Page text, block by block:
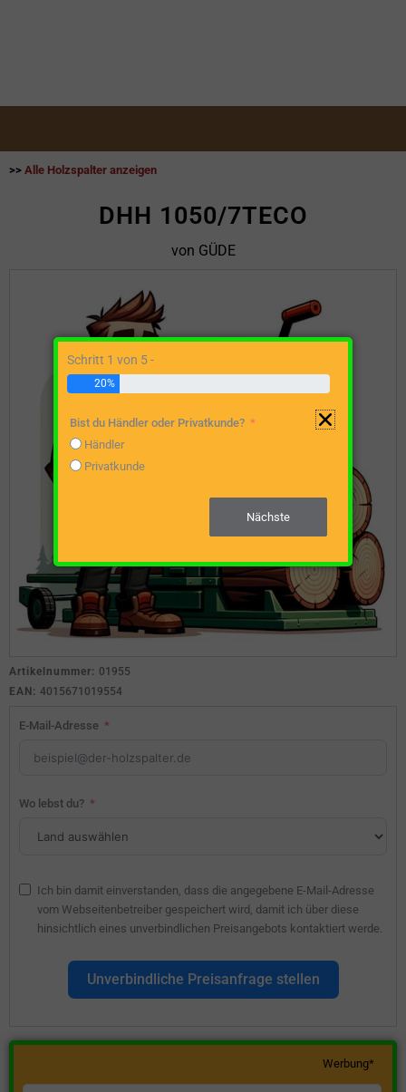
>> Alle Holzspalter anzeigen
DHH 1050/7TECO
von GÜDE
Artikelnummer: 01955
EAN: 4015671019554
E-Mail-Adresse
Wo lebst du?
Ich bin damit einverstanden, dass die angegebene E-Mail-Adresse
vom Webseitenbetreiber gespeichert wird, damit ich über diese
hinsichtlich eines unverbindlichen Preisangebots kontaktiert werde.
Unverbindliche Preisanfrage stellen
Werbung*
Schritt 1 von 5 -
20%
Bist du Händler oder Privatkunde?
Händler
Privatkunde
Nächste